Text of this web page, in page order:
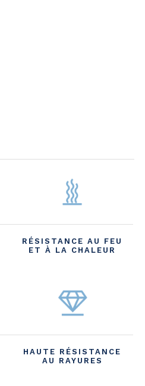
RÉSISTANCE AU FEU
ET À LA CHALEUR
HAUTE RÉSISTANCE
AU RAYURES